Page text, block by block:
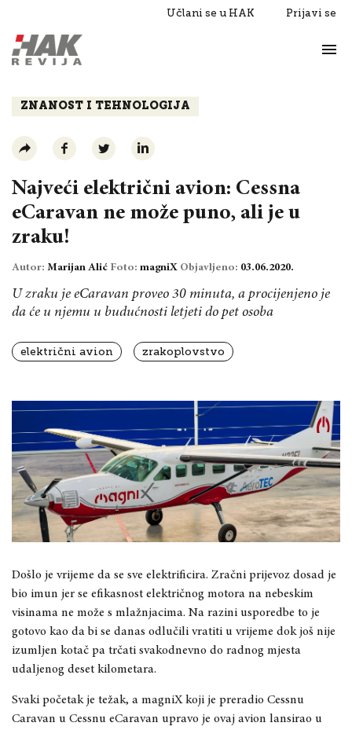
Učlani se u HAK Prijavi se
Razgovori
ZNANOST I TEHNOLOGIJA
Najveći električni avion: Cessna
eCaravan ne može puno, ali je u
zraku!
Autor: Marijan Alić Foto: magniX Objavljeno: 03.06.2020.
U zraku je eCaravan proveo 30 minuta, a procijenjeno je
da će u njemu u budućnosti letjeti do pet osoba
električni avion zrakoplovstvo
Došlo je vrijeme da se sve elektrificira. Zračni prijevoz dosad je
bio imun jer se efikasnost električnog motora na nebeskim
visinama ne može s mlažnjacima. Na razini usporedbe to je
gotovo kao da bi se danas odlučili vratiti u vrijeme dok još nije
izumljen kotač pa trčati svakodnevno do radnog mjesta
udaljenog deset kilometara.
Svaki početak je težak, a magniX koji je preradio Cessnu
Caravan u Cessnu eCaravan upravo je ovaj avion lansirao u